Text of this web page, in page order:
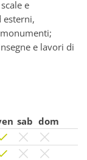
e
esterni,
e lavori di
sab dom